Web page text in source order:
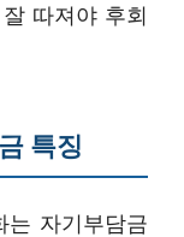
따져야 후회
특징
는 자기부담금